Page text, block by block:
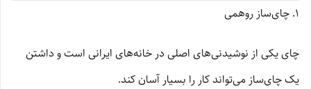
۱. چای‌ساز روهمی
چای یکی از نوشیدنی‌های اصلی در خانه‌های ایرانی است و داشتن
یک چای‌ساز می‌تواند کار را بسیار آسان کند.